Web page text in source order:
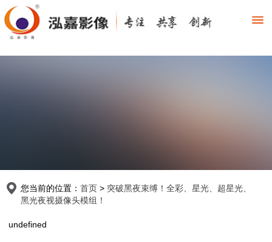
您当前的位置： 首页 > 突破黑夜束缚！全彩、星光、超星光、
黑光夜视摄像头模组！
undefined